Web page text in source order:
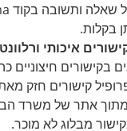
איכותי
בקישורים
קישורים חזק
אתר של משרד
מבלוג לא מוכר.